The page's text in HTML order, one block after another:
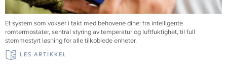
Et system som vokser i takt med behovene dine: fra intelligente
romtermostater, sentral styring av temperatur og luftfuktighet, til full
stemmestyrt løsning for alle tilkoblede enheter.
LES ARTIKKEL